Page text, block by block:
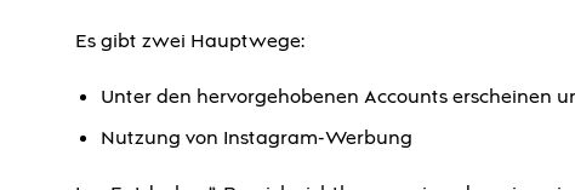
Es gibt zwei Hauptwege:
Unter den hervorgehobenen Accounts erscheinen
Nutzung von Instagram-Werbung